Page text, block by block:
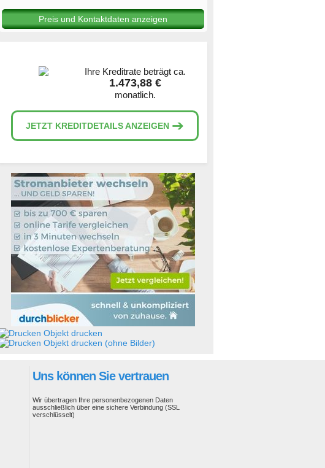
Preis und Kontaktdaten anzeigen
Ihre Kreditrate beträgt ca.
1.473,88 €
monatlich.
JETZT KREDITDETAILS ANZEIGEN ➔
Objekt drucken
Objekt drucken (ohne Bilder)
Uns können Sie vertrauen
Wir übertragen Ihre personenbezogenen Daten
ausschließlich über eine sichere Verbindung (SSL
verschlüsselt)